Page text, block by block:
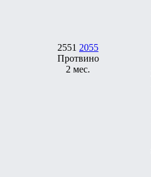
2551 2055
Протвино
2 мес.